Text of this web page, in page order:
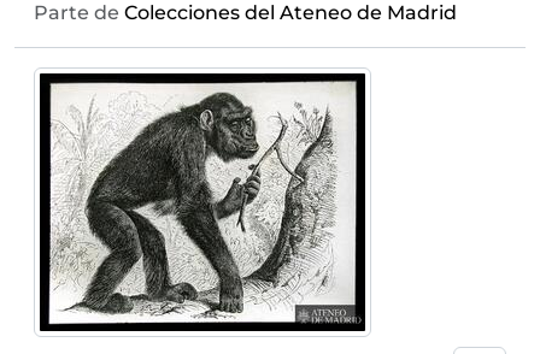
Parte de Colecciones del Ateneo de Madrid